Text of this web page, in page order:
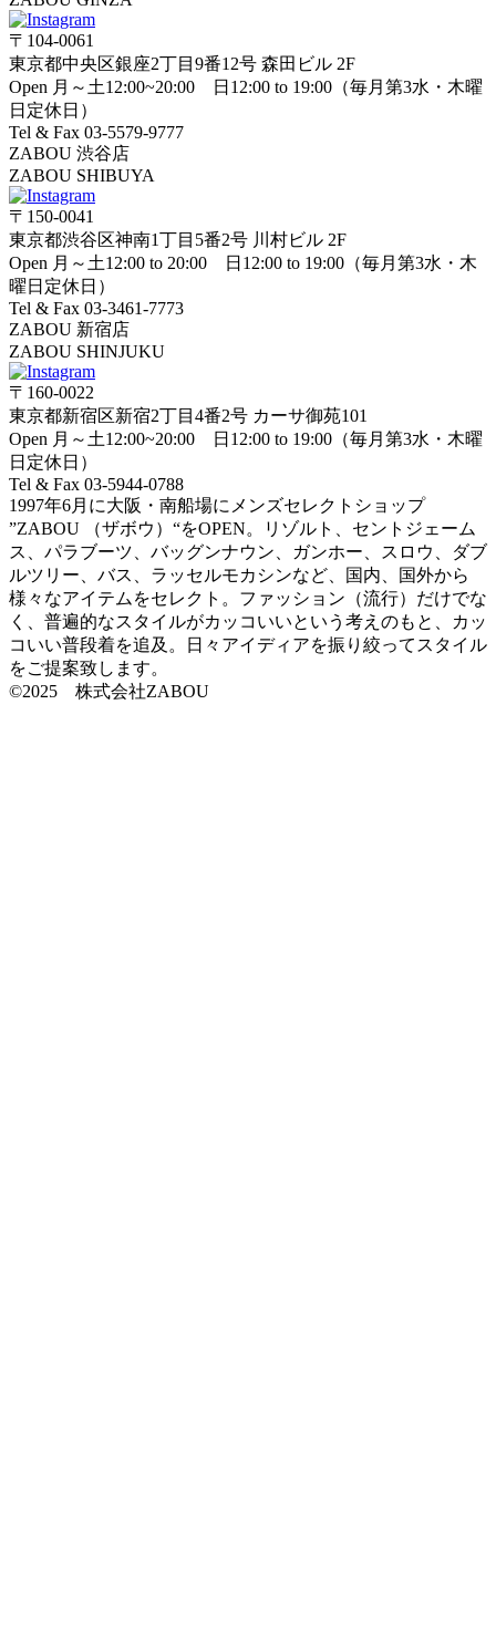
〒104-0061
東京都中央区銀座2丁目9番12号 森田ビル 2F
Open 月～土12:00~20:00 日12:00 to 19:00（毎月第3水・木曜
日定休日）
Tel & Fax 03-5579-9777
ZABOU 渋谷店
ZABOU SHIBUYA
〒150-0041
東京都渋谷区神南1丁目5番2号 川村ビル 2F
Open 月～土12:00 to 20:00 日12:00 to 19:00（毎月第3水・木
曜日定休日）
Tel & Fax 03-3461-7773
ZABOU 新宿店
ZABOU SHINJUKU
〒160-0022
東京都新宿区新宿2丁目4番2号 カーサ御苑101
Open 月～土12:00~20:00 日12:00 to 19:00（毎月第3水・木曜
日定休日）
Tel & Fax 03-5944-0788
1997年6月に大阪・南船場にメンズセレクトショップ
”ZABOU （ザボウ）“をOPEN。リゾルト、セントジェーム
ス、パラブーツ、バッグンナウン、ガンホー、スロウ、ダブ
ルツリー、バス、ラッセルモカシンなど、国内、国外から
様々なアイテムをセレクト。ファッション（流行）だけでな
く、普遍的なスタイルがカッコいいという考えのもと、カッ
コいい普段着を追及。日々アイディアを振り絞ってスタイル
をご提案致します。
©2025 株式会社ZABOU